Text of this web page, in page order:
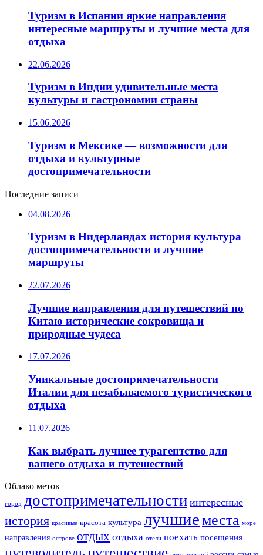
Туризм в Испании яркие направления
интересные маршруты и лучшие места для
отдыха
22.06.2026
Туризм в Индии удивительные места
культуры и гастрономии страны
15.06.2026
Туризм в Мексике — возможности для
отдыха и культурные
достопримечательности
Последние записи
04.08.2026
Туризм в Нидерландах история культура
достопримечательности и лучшие
маршруты
22.07.2026
Лучшие направления для путешествий по
Китаю исторические сокровища и
природные чудеса
17.07.2026
Уникальные достопримечательности
Италии для незабываемого туристического
отдыха
11.07.2026
Как выбрать лучшее турагентство для
вашего отдыха и путешествий
Облако меток
город достопримечательности интересные
история красивые красота культура лучшиеместа море
направления острове отдых отдыха отели поехать посещения